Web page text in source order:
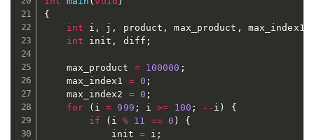
{
int i , j , product , max_product , max_index1
int init , diff ;
	max_product
= 100000 ;
	max_index1
= 0 ;
	max_index2
= 0 ;
for
( i = 999 ; i >= 100 ; -- i )
{
if
( i % 11 == 0 )
{
			init
= i ;